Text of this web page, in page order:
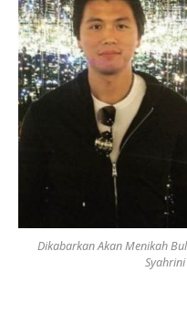
Dikabarkan Akan Menikah
Syahrini